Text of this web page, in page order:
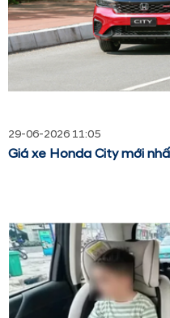
29-06-2026 11:05
Giá xe Honda City mới